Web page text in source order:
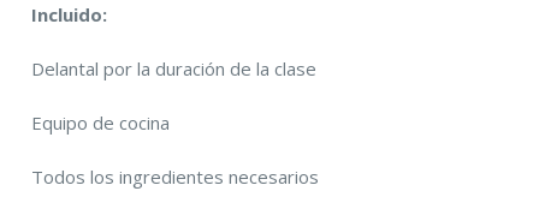
Incluido:
Delantal por la duración de la clase
Equipo de cocina
Todos los ingredientes necesarios